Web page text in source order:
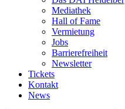
Mediathek
Hall of Fame
Vermietung
Jobs
Barrierefreiheit
Newsletter
Tickets
Kontakt
News